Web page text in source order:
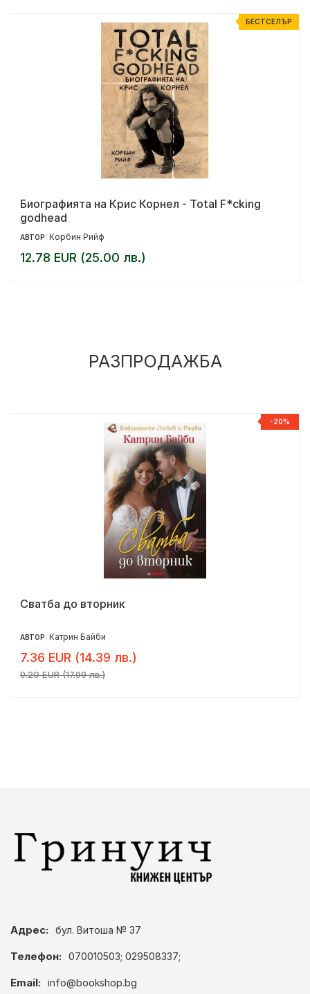
БЕСТСЕЛЪР
Биографията на Крис Корнел - Total F*cking
godhead
АВТОР: Корбин Рийф
12.78 EUR (25.00 лв.)
РАЗПРОДАЖБА
-20%
Сватба до вторник
АВТОР: Катрин Байби
7.36 EUR (14.39 лв.)
9.20 EUR (17.99 лв.)
Адрес: бул. Витоша № 37
Телефон: 070010503; 029508337;
Email: info@bookshop.bg